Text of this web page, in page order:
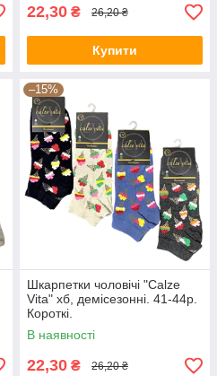
22,30 ₴ 26,20 ₴
Купити
–15%
Шкарпетки чоловічі "Calze
Vita" хб, демісезонні. 41-44р.
Короткі.
В наявності
22,30 ₴ 26,20 ₴